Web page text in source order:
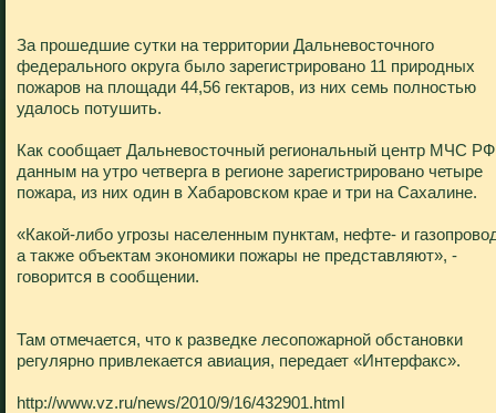
За прошедшие сутки на территории Дальневосточного
федерального округа было зарегистрировано 11 природных
пожаров на площади 44,56 гектаров, из них семь полностью
удалось потушить.
Как сообщает Дальневосточный региональный центр МЧС
данным на утро четверга в регионе зарегистрировано четыре
пожара, из них один в Хабаровском крае и три на Сахалине.
«Какой-либо угрозы населенным пунктам, нефте- и
а также объектам экономики пожары не представляют», -
говорится в сообщении.
Там отмечается, что к разведке лесопожарной обстановки
регулярно привлекается авиация, передает «Интерфакс».
http://www.vz.ru/news/2010/9/16/432901.html